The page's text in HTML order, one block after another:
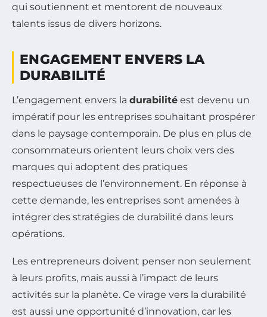
qui soutiennent et mentorent de nouveaux
talents issus de divers horizons.
ENGAGEMENT ENVERS LA
DURABILITÉ
L’engagement envers la durabilité est devenu un
impératif pour les entreprises souhaitant prospérer
dans le paysage contemporain. De plus en plus de
consommateurs orientent leurs choix vers des
marques qui adoptent des pratiques
respectueuses de l’environnement. En réponse à
cette demande, les entreprises sont amenées à
intégrer des stratégies de durabilité dans leurs
opérations.
Les entrepreneurs doivent penser non seulement
à leurs profits, mais aussi à l’impact de leurs
activités sur la planète. Ce virage vers la durabilité
est aussi une opportunité d’innovation, car les